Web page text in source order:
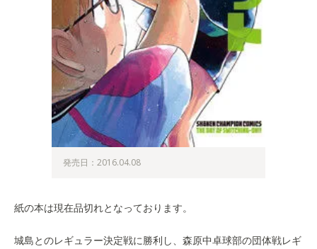
発売日：2016.04.08
紙の本は現在品切れとなっております。
城島とのレギュラー決定戦に勝利し、森原中卓球部の団体戦レギ